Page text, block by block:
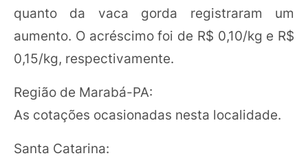
quanto da vaca gorda registraram um
aumento. O acréscimo foi de R$ 0,10/kg e R$
0,15/kg, respectivamente.
Região de Marabá-PA:
As cotações ocasionadas nesta localidade.
Santa Catarina: